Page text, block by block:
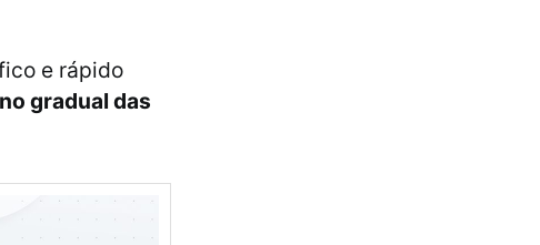
e rápido
gradual das